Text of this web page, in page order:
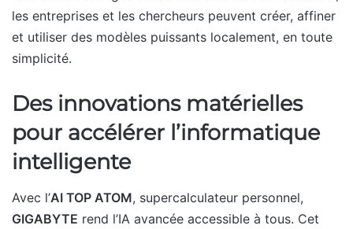
les entreprises et les chercheurs peuvent créer, affiner
et utiliser des modèles puissants localement, en toute
simplicité.
Des innovations matérielles
pour accélérer l’informatique
intelligente
Avec l’AI TOP ATOM, supercalculateur personnel,
GIGABYTE rend l’IA avancée accessible à tous. Cet